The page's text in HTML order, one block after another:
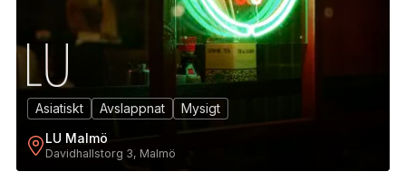
Asiatiskt Avslappnat
Mysigt
LU Malmö
Davidhallstorg 3, Malmö